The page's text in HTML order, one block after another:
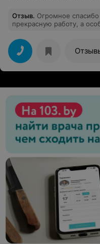
Отзыв. Огромное
прекрасную работу, а
ухожу с прекрасным
ее массажей.